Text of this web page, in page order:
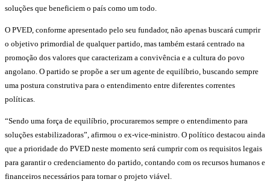
soluções que beneficiem o país como um todo.
O PVED, conforme apresentado pelo seu fundador, não apenas buscará cumprir
o objetivo primordial de qualquer partido, mas também estará centrado na
promoção dos valores que caracterizam a convivência e a cultura do povo
angolano. O partido se propõe a ser um agente de equilíbrio, buscando sempre
uma postura construtiva para o entendimento entre diferentes correntes
políticas.
“Sendo uma força de equilíbrio, procuraremos sempre o entendimento para
soluções estabilizadoras”, afirmou o ex-vice-ministro. O político destacou ainda
que a prioridade do PVED neste momento será cumprir com os requisitos legais
para garantir o credenciamento do partido, contando com os recursos humanos e
financeiros necessários para tornar o projeto viável.